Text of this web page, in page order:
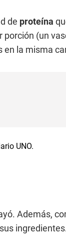
de proteína
porción (un
en la misma
Además,